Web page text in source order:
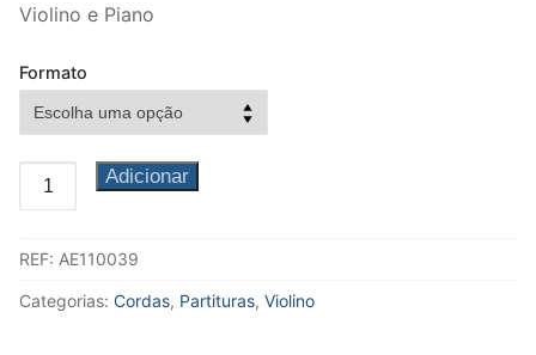
Música de Câmara
Trompete
Trombone
Violino e Piano
Formato
Quantidade
de
para
Violino
Adicionar
REF: AE110039
Categorias: Cordas, Partituras, Violino